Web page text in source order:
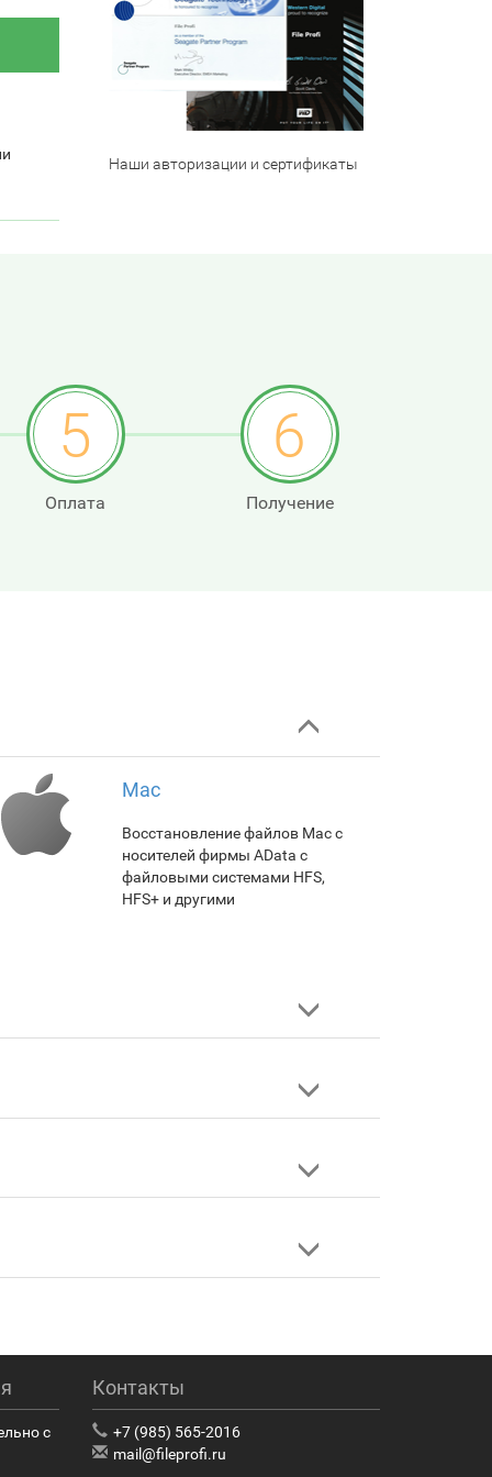
Наши авторизации и сертификаты
5
Оплата
6
Получение
Mac
Восстановление файлов Mac с
носителей фирмы AData с
файловыми системами HFS,
HFS+ и другими
с
Контакты
+7 (985) 565-2016
mail@fileprofi.ru